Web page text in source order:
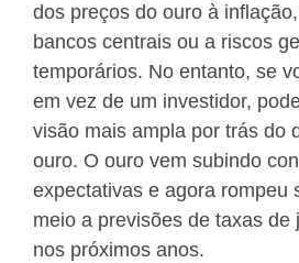
dos preços do ouro à
bancos centrais ou a riscos
temporários. No entanto, se
em vez de um investidor,
visão mais ampla por trás do
ouro. O ouro vem subindo
expectativas e agora rompeu
meio a previsões de taxas de
nos próximos anos.